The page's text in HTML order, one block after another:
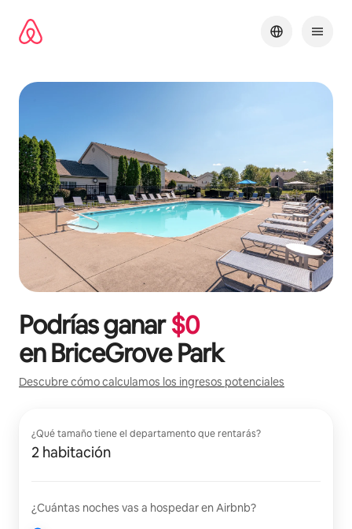
contenido
Podrías ganar$0
enBriceGrove Park
Descubre cómo calculamos los ingresos potenciales
¿Qué tamaño tiene el departamento que rentarás?
2 habitación
¿Cuántas noches vas a hospedar en Airbnb?